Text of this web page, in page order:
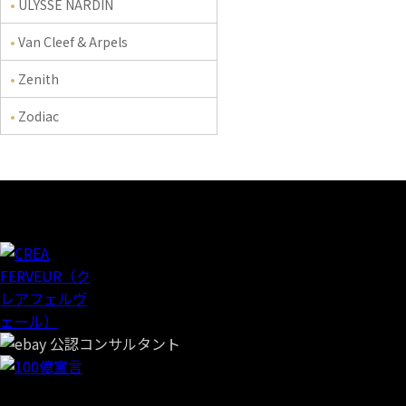
ULYSSE NARDIN
Van Cleef & Arpels
Zenith
Zodiac